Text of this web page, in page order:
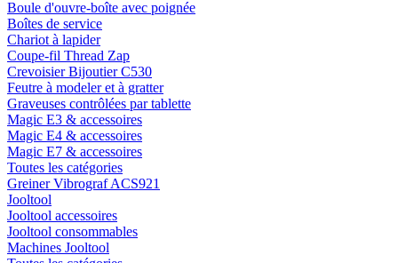
Boule d'ouvre-boîte avec poignée
Boîtes de service
Chariot à lapider
Coupe-fil Thread Zap
Crevoisier Bijoutier C530
Feutre à modeler et à gratter
Graveuses contrôlées par tablette
Magic E3 & accessoires
Magic E4 & accessoires
Magic E7 & accessoires
Toutes les catégories
Greiner Vibrograf ACS921
Jooltool
Jooltool accessoires
Jooltool consommables
Machines Jooltool